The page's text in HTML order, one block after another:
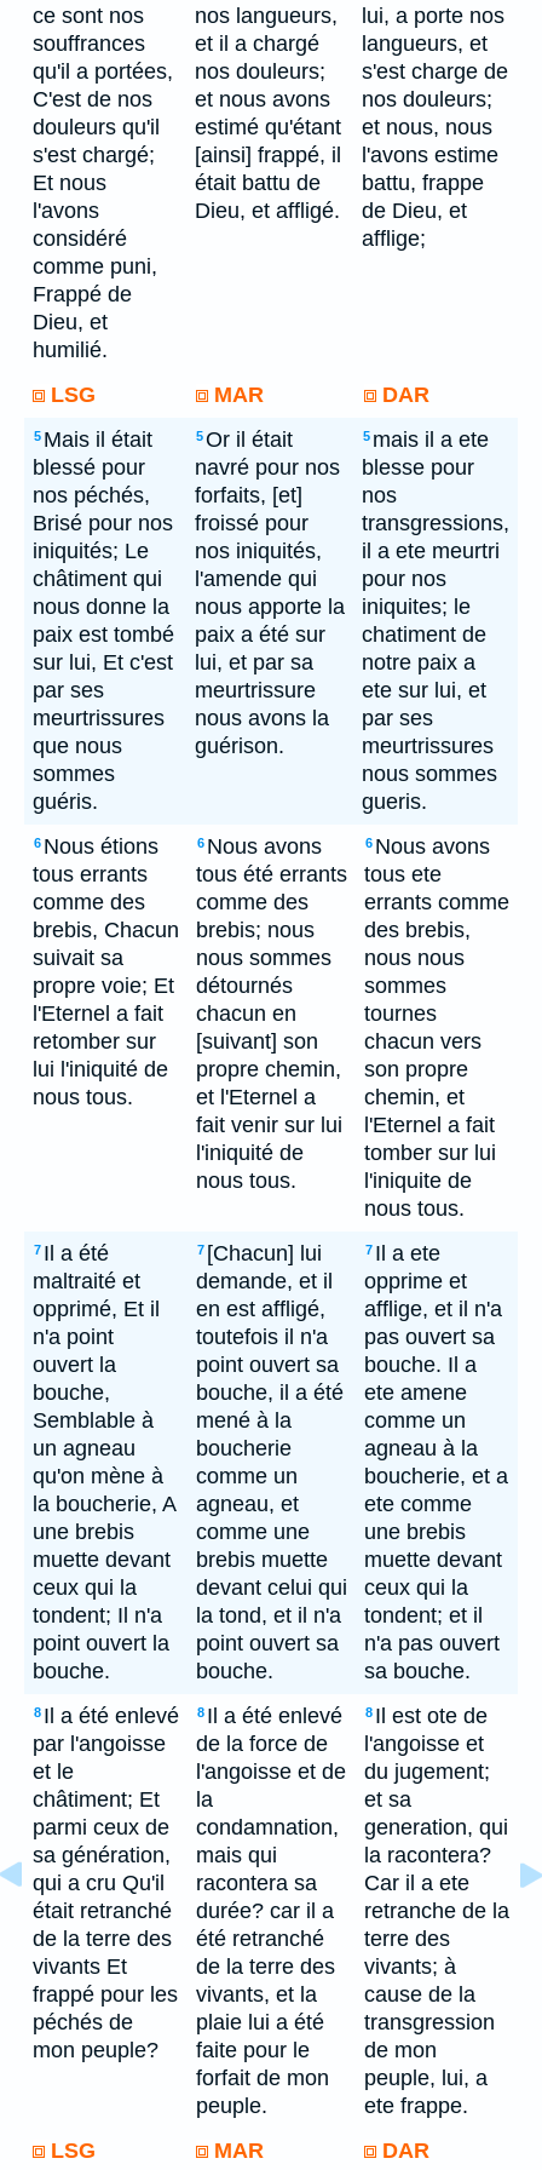
ce sont nos
souffrances
qu'il a portées,
C'est de nos
douleurs qu'il
s'est chargé;
Et nous
l'avons
considéré
comme puni,
Frappé de
Dieu, et
humilié.
nos langueurs,
et il a chargé
nos douleurs;
et nous avons
estimé qu'étant
[ainsi] frappé, il
était battu de
Dieu, et affligé.
lui, a porte nos
langueurs, et
s'est charge de
nos douleurs;
et nous, nous
l'avons estime
battu, frappe
de Dieu, et
afflige;
LSG MAR DAR
5 Mais il était
blessé pour
nos péchés,
Brisé pour nos
iniquités; Le
châtiment qui
nous donne la
paix est tombé
sur lui, Et c'est
par ses
meurtrissures
que nous
sommes
guéris.
5Or il était
navré pour nos
forfaits, [et]
froissé pour
nos iniquités,
l'amende qui
nous apporte la
paix a été sur
lui, et par sa
meurtrissure
nous avons la
guérison.
5 mais il a ete
blesse pour
nos
transgressions,
il a ete meurtri
pour nos
iniquites; le
chatiment de
notre paix a
ete sur lui, et
par ses
meurtrissures
nous sommes
gueris.
6 Nous étions
tous errants
comme des
brebis, Chacun
suivait sa
propre voie; Et
l'Eternel a fait
retomber sur
lui l'iniquité de
nous tous.
6 Nous avons
tous été errants
comme des
brebis; nous
nous sommes
détournés
chacun en
[suivant] son
propre chemin,
et l'Eternel a
fait venir sur lui
l'iniquité de
nous tous.
6 Nous avons
tous ete
errants comme
des brebis,
nous nous
sommes
tournes
chacun vers
son propre
chemin, et
l'Eternel a fait
tomber sur lui
l'iniquite de
nous tous.
7 Il a été
maltraité et
opprimé, Et il
n'a point
ouvert la
bouche,
Semblable à
un agneau
qu'on mène à
la boucherie, A
une brebis
muette devant
ceux qui la
tondent; Il n'a
point ouvert la
bouche.
7 [Chacun] lui
demande, et il
en est affligé,
toutefois il n'a
point ouvert sa
bouche, il a été
mené à la
boucherie
comme un
agneau, et
comme une
brebis muette
devant celui qui
la tond, et il n'a
point ouvert sa
bouche.
7 Il a ete
opprime et
afflige, et il n'a
pas ouvert sa
bouche. Il a
ete amene
comme un
agneau à la
boucherie, et a
ete comme
une brebis
muette devant
ceux qui la
tondent; et il
n'a pas ouvert
sa bouche.
8 Il a été enlevé
par l'angoisse
et le
châtiment; Et
parmi ceux de
sa génération,
qui a cru Qu'il
était retranché
de la terre des
vivants Et
frappé pour les
péchés de
mon peuple?
8 Il a été enlevé
de la force de
l'angoisse et de
la
condamnation,
mais qui
racontera sa
durée? car il a
été retranché
de la terre des
vivants, et la
plaie lui a été
faite pour le
forfait de mon
peuple.
8 Il est ote de
l'angoisse et
du jugement;
et sa
generation, qui
la racontera?
Car il a ete
retranche de la
terre des
vivants; à
cause de la
transgression
de mon
peuple, lui, a
ete frappe.
LSG
MAR DAR